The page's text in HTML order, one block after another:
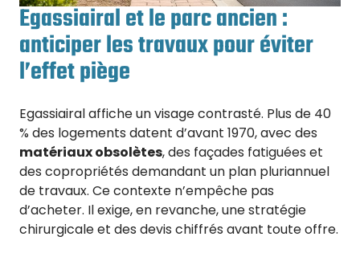
Egassiairal et le parc ancien :
anticiper les travaux pour éviter
l’effet piège
Egassiairal affiche un visage contrasté. Plus de 40
% des logements datent d’avant 1970, avec des
matériaux obsolètes, des façades fatiguées et
des copropriétés demandant un plan pluriannuel
de travaux. Ce contexte n’empêche pas
d’acheter. Il exige, en revanche, une stratégie
chirurgicale et des devis chiffrés avant toute offre.